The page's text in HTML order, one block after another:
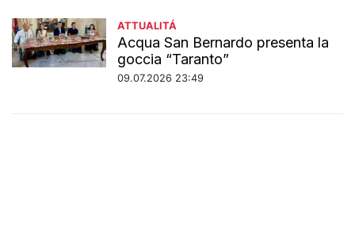
ATTUALITÁ
Acqua San Bernardo presenta la
goccia “Taranto”
09.07.2026 23:49